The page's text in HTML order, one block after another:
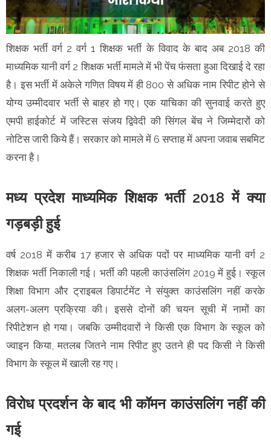
शिक्षक भर्ती वर्ग 2 वर्ग 1 शिक्षक भर्ती के विवाद के बाद अब 2018 की
माध्यमिक यानी वर्ग 2 शिक्षक भर्ती मामले में भी पेंच फंसता हुआ दिखाई दे रहा
है। इस भर्ती में अकेले गणित विषय में ही 800 से अधिक नाम रिपीट होने से
योग्य उम्मीदवार भर्ती से बाहर हो गए। एक याचिका की सुनवाई करते हुए
एमपी हाईकोर्ट में जस्टिस संजय द्विवेदी की सिंगल बेंच ने जिम्मेदारों को
नोटिस जारी किये हैं। सरकार को मामले में 6 सप्ताह में अपना जवाब सबमिट
करना है।
मध्य प्रदेश माध्यमिक शिक्षक भर्ती 2018 में क्या
गड़बड़ी हुई
वर्ष 2018 में करीब 17 हजार से अधिक पदों पर माध्यमिक यानी वर्ग 2
शिक्षक भर्ती निकाली गई। भर्ती की पहली काउंसलिंग 2019 में हुई। स्कूल
शिक्षा विभाग और ट्राइबल डिपार्टमेंट ने संयुक्त काउंसलिंग नहीं करके
अलग-अलग प्रक्रिया की। इससे दोनों की चयन सूची में नामों का
रिपीटेशन हो गया। जबकि उम्मीदवारों ने किसी एक विभाग के स्कूल को
ज्वाइन किया, मतलब जितने नाम रिपीट हुए उतने ही पद किसी ने किसी
विभाग के स्कूल में खाली रह गए।
विरोध प्रदर्शन के बाद भी कॉमन काउंसलिंग नहीं की
गई